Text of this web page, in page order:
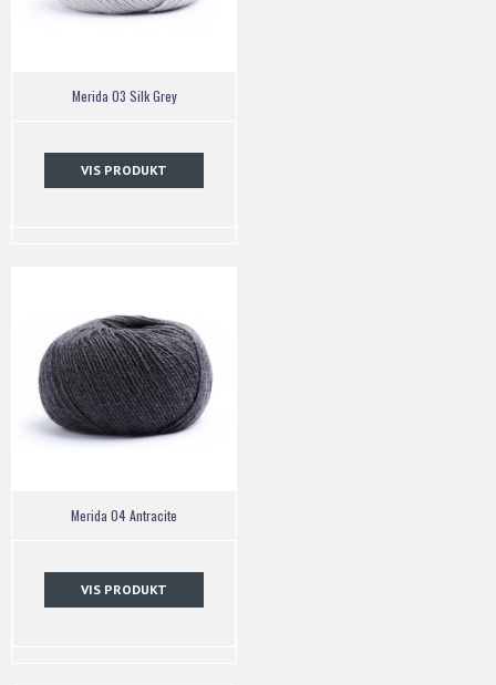
Merida 03 Silk Grey
VIS PRODUKT
Merida 04 Antracite
VIS PRODUKT